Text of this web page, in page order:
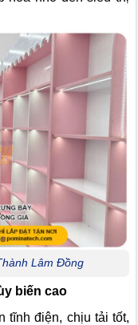
Lâm Đồng
biến cao
tĩnh điện, chịu tải tốt,